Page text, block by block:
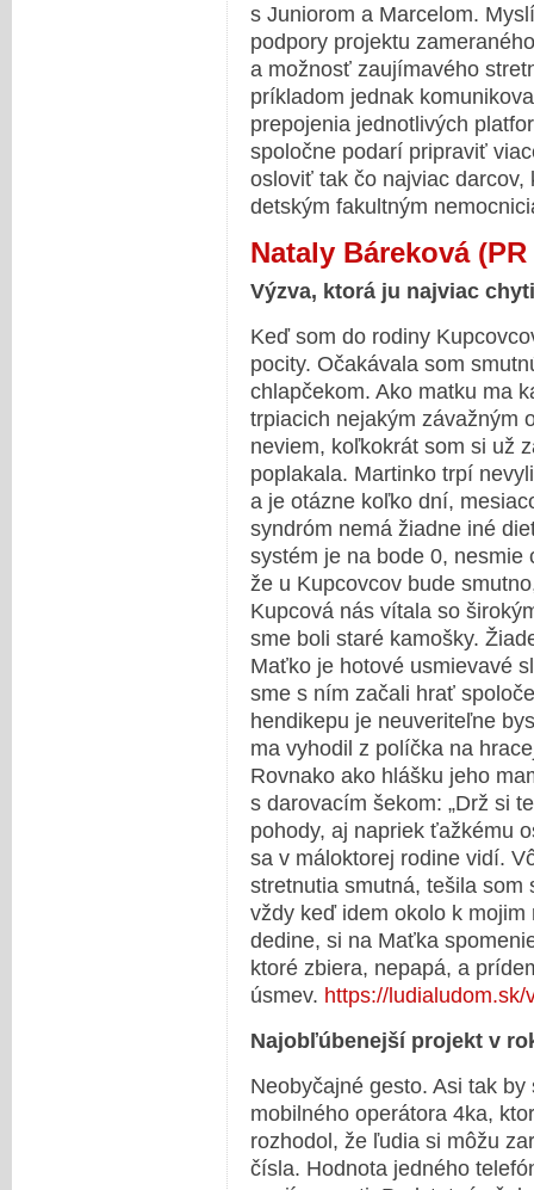
s Juniorom a Marcelom.
podpory projektu
a možnosť zaujímavého
príkladom jednak
prepojenia jednotlivých
spoločne podarí pripraviť
osloviť tak čo najviac
detským fakultným
Nataly Báreková
Výzva, ktorá ju najviac
Keď som do rodiny
pocity. Očakávala som
chlapčekom. Ako matku ma
trpiacich nejakým závažným
neviem, koľkokrát som si už
poplakala. Martinko trpí
a je otázne koľko dní,
syndróm nemá žiadne iné
systém je na bode 0,
že u Kupcovcov bude
Kupcová nás vítala so
sme boli staré kamošky.
Maťko je hotové usmievavé
sme s ním začali hrať
hendikepu je neuveriteľne
ma vyhodil z políčka na
Rovnako ako hlášku jeho
s darovacím šekom: „Drž si
pohody, aj napriek ťažkému
sa v máloktorej rodine vidí.
stretnutia smutná, tešila
vždy keď idem okolo k
dedine, si na Maťka
ktoré zbiera, nepapá, a
úsmev. https://ludialudom.sk/
Najobľúbenejší projekt v
Neobyčajné gesto. Asi tak
mobilného operátora 4ka,
rozhodol, že ľudia si môžu
čísla. Hodnota jedného